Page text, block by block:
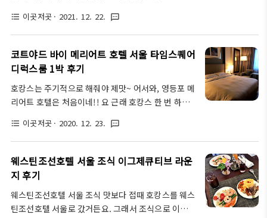
서 일본의 중심부를 뜻하는 말이 있죠. 종로는 감히 도
을 예약하고 프런트로 오면 친절하게 직원분이 ..
텔 조식 맛있는 곳 검색해 보다가 1박 숙소를 호텔시에
나로 정했습니다. 파주 호텔 시에나는 야당역 2번 출
구와 가까우며 역세권이므로 주위에 볼거리 놀거리가
많습니다. 1층에 cafeLENNON에서 조식을 먹을 수
있어요. 1층에 눈사람 장식이 있어요. 크리스마스를
맞이하여 파주 여행하실 투숙객 분들께선 행복한 마음
까지 느끼실 수 있을 듯합니다. 생활 속 거리두기 지침
을 시행하고 있으며 위생상태는 나쁘지 않다 생각이
으시나 봅니다. 호텔 택스..
format_list_bulleted 이곳저곳 · 2021. 12. 22. textsms
코트야드 바이 메리어트 호텔 서울 타임스퀘어
디럭스룸 1박 후기
호캉스는 주기적으로 해줘야 제맛~ 어서와, 영등포 메
리어트 호텔은 처음이네!! 요 근래 호캉스 한 번 하고
어트호텔이 있다. 좋은 딜이 있어서 1박으로 묵게 되
었고 직원들이 정말 친절해서 인상깊었던 곳이다. 서
울에서 만만하게 묵을 수 있는 곳을 찾고 있었는데 이
왕이면 고급진 곳으로 찾다보니 메리어트 호텔로!! 특
히 다가올 크리스마스엔 연인들이나 부부가 함께 1박
해도 너무 좋을 것 같은 그런 곳이라고 볼 수 있겠다.
요즘에 해외에 못 나가니까 이시국에 우리나라 국내
format_list_bulleted 이곳저곳 · 2020. 12. 23. textsms
웨스틴조선호텔 서울 조식 이그제큐티브 라운
지 후기
웨스틴조선호텔 서울 조식 맛보다 접때 호캉스를 웨스
틴조선호텔 서울로 갔거든요. 그래서 조식으로 이그제